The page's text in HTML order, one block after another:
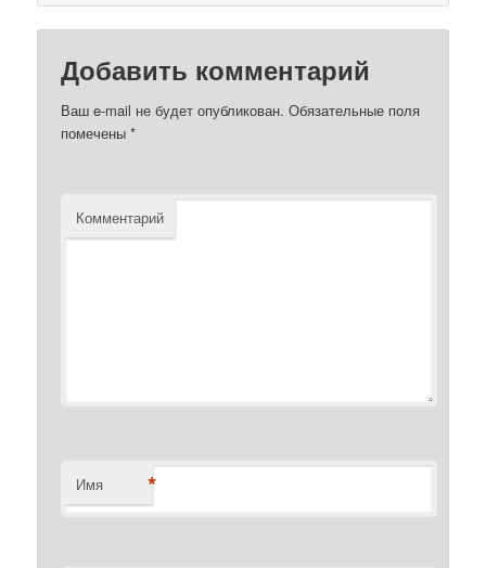
Добавить комментарий
Ваш e-mail не будет опубликован. Обязательные поля
помечены*
Комментарий
Имя *